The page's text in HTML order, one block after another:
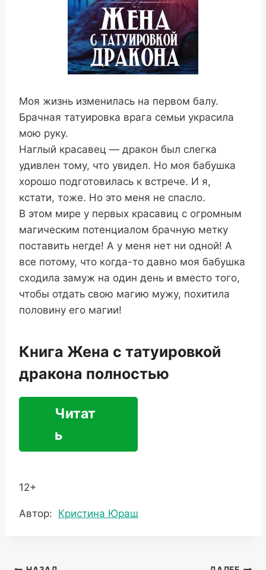
Моя жизнь изменилась на первом балу.
Брачная татуировка врага семьи украсила
мою руку.
Наглый красавец — дракон был слегка
удивлен тому, что увидел. Но моя бабушка
хорошо подготовилась к встрече. И я,
кстати, тоже. Но это меня не спасло.
В этом мире у первых красавиц с огромным
магическим потенциалом брачную метку
поставить негде! А у меня нет ни одной! А
все потому, что когда-то давно моя бабушка
сходила замуж на один день и вместо того,
чтобы отдать свою магию мужу, похитила
половину его магии!
Книга Жена с татуировкой
дракона полностью
Читат
ь
12+
Метки
Автор: Кристина Юраш